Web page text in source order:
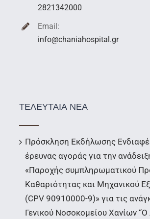
2821342000
Email:
info@chaniahospital.gr
ΤΕΛΕΥΤΑΙΑ ΝΕΑ
Πρόσκληση Εκδήλωσης
έρευνας αγοράς για την
«Παροχής συμπληρωματικού
Καθαριότητας και Μηχανικού
(CPV 90910000-9)» για τις
Γενικού Νοσοκομείου Χανίων “Ο